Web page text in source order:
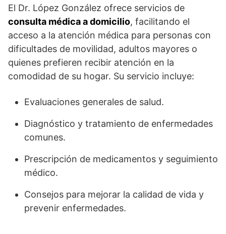
El Dr. López González ofrece servicios de
consulta médica a domicilio, facilitando el
acceso a la atención médica para personas con
dificultades de movilidad, adultos mayores o
quienes prefieren recibir atención en la
comodidad de su hogar. Su servicio incluye:
Evaluaciones generales de salud.
Diagnóstico y tratamiento de enfermedades
comunes.
Prescripción de medicamentos y seguimiento
médico.
Consejos para mejorar la calidad de vida y
prevenir enfermedades.